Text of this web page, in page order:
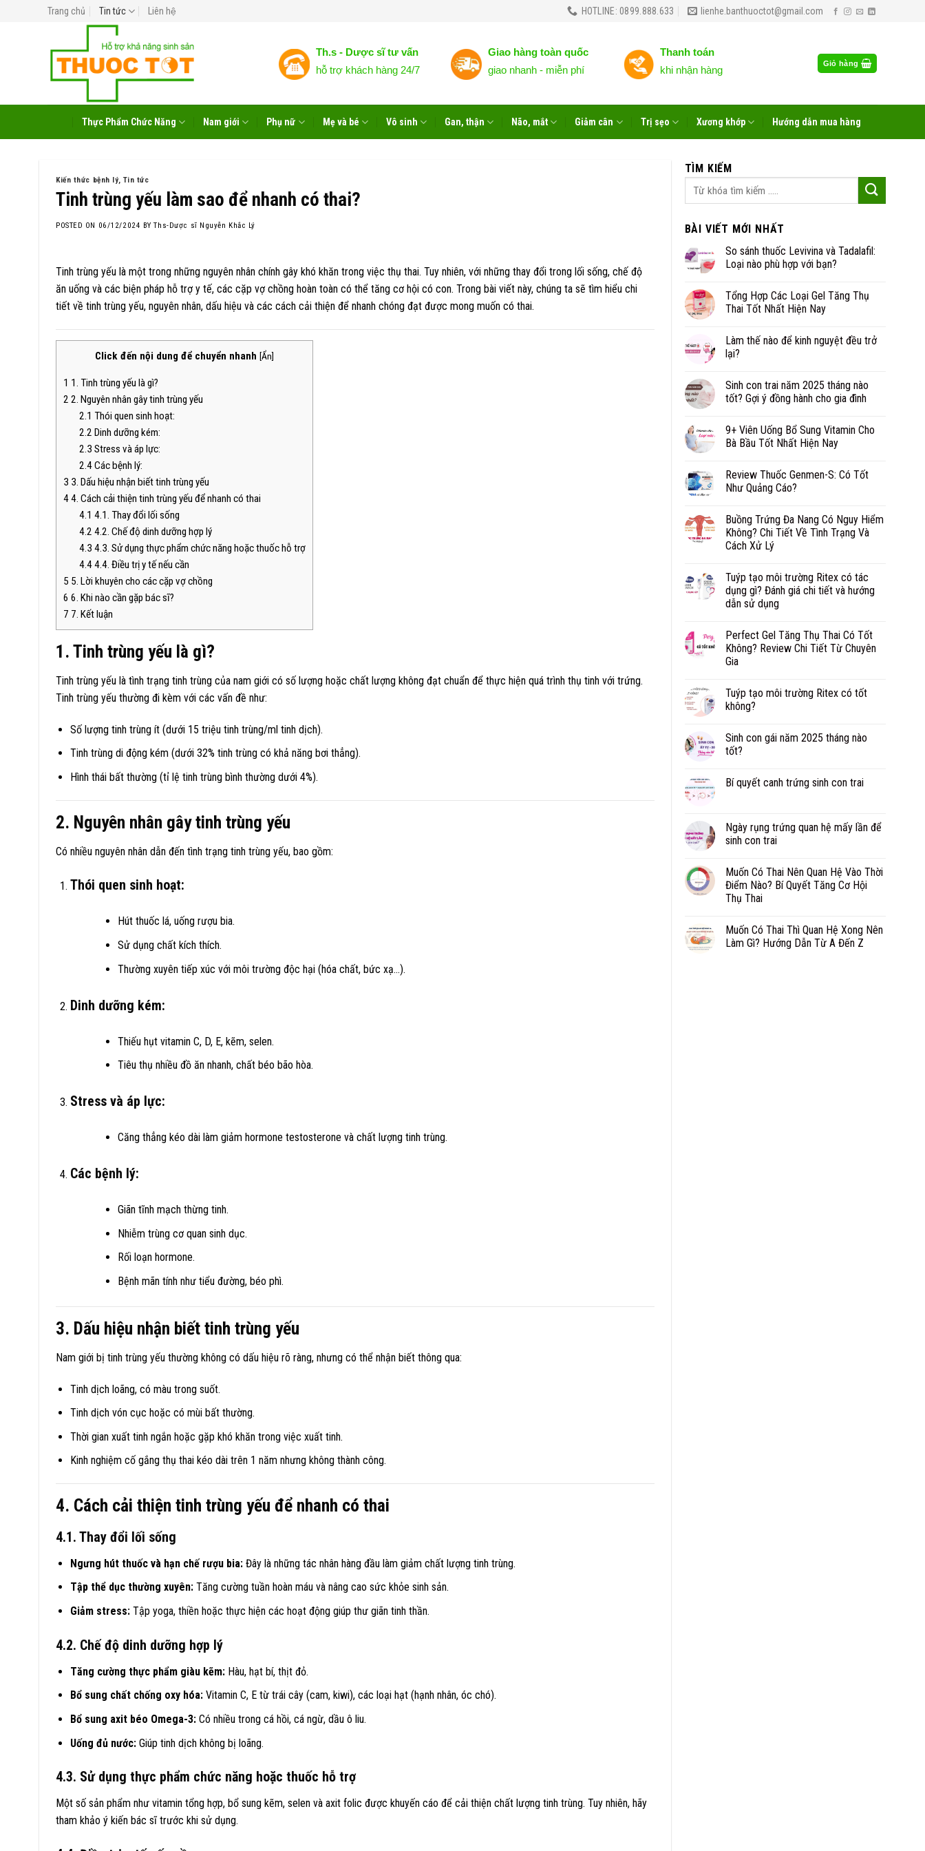
Trang chủ Tin tức Liên hệ HOTLINE: 0899.888.633 lienhe.banthuoctot@gmail.com
Th.s - Dược sĩ tư vấn
hỗ trợ khách hàng 24/7
Giao hàng toàn quốc
giao nhanh - miễn phí
Thanh toán
khi nhận hàng
Giỏ hàng
Thực Phẩm Chức Năng Nam giới Phụ nữ Mẹ và bé Vô sinh Gan, thận Não, mắt Giảm cân Trị sẹo Xương khớp Hướng dẫn mua hàng
Kiến thức bệnh lý, Tin tức
Tinh trùng yếu làm sao để nhanh có thai?
POSTED ON 06/12/2024 BYThs-Dược sĩ Nguyễn Khắc Lý
Tinh trùng yếu là một trong những nguyên nhân chính gây khó khăn trong việc thụ thai. Tuy nhiên, với những thay đổi trong lối sống, chế độ
ăn uống và các biện pháp hỗ trợ y tế, các cặp vợ chồng hoàn toàn có thể tăng cơ hội có con. Trong bài viết này, chúng ta sẽ tìm hiểu chi
tiết về tinh trùng yếu, nguyên nhân, dấu hiệu và các cách cải thiện để nhanh chóng đạt được mong muốn có thai.
Click đến nội dung để chuyển nhanh [Ẩn]
1 1. Tinh trùng yếu là gì?
2 2. Nguyên nhân gây tinh trùng yếu
2.1 Thói quen sinh hoạt:
2.2 Dinh dưỡng kém:
2.3 Stress và áp lực:
2.4Các bệnh lý:
3 3. Dấu hiệu nhận biết tinh trùng yếu
44. Cách cải thiện tinh trùng yếu để nhanh có thai
4.1 4.1. Thay đổi lối sống
4.2 4.2. Chế độ dinh dưỡng hợp lý
4.3 4.3. Sử dụng thực phẩm chức năng hoặc thuốc hỗ trợ
4.44.4. Điều trị y tế nếu cần
5 5. Lời khuyên cho các cặp vợ chồng
6 6. Khi nào cần gặp bác sĩ?
7 7. Kết luận
1. Tinh trùng yếu là gì?
Tinh trùng yếu là tình trạng tinh trùng của nam giới có số lượng hoặc chất lượng không đạt chuẩn để thực hiện quá trình thụ tinh với trứng.
Tinh trùng yếu thường đi kèm với các vấn đề như:
Số lượng tinh trùng ít (dưới 15 triệu tinh trùng/ml tinh dịch).
Tinh trùng di động kém (dưới 32% tinh trùng có khả năng bơi thẳng).
Hình thái bất thường (tỉ lệ tinh trùng bình thường dưới 4%).
2. Nguyên nhân gây tinh trùng yếu
Có nhiều nguyên nhân dẫn đến tình trạng tinh trùng yếu, bao gồm:
Thói quen sinh hoạt:
Hút thuốc lá, uống rượu bia.
Sử dụng chất kích thích.
Thường xuyên tiếp xúc với môi trường độc hại (hóa chất, bức xạ…).
Dinh dưỡng kém:
Thiếu hụt vitamin C, D, E, kẽm, selen.
Tiêu thụ nhiều đồ ăn nhanh, chất béo bão hòa.
Stress và áp lực:
Căng thẳng kéo dài làm giảm hormone testosterone và chất lượng tinh trùng.
Các bệnh lý:
Giãn tĩnh mạch thừng tinh.
Nhiễm trùng cơ quan sinh dục.
Rối loạn hormone.
Bệnh mãn tính như tiểu đường, béo phì.
3. Dấu hiệu nhận biết tinh trùng yếu
Nam giới bị tinh trùng yếu thường không có dấu hiệu rõ ràng, nhưng có thể nhận biết thông qua:
Tinh dịch loãng, có màu trong suốt.
Tinh dịch vón cục hoặc có mùi bất thường.
Thời gian xuất tinh ngắn hoặc gặp khó khăn trong việc xuất tinh.
Kinh nghiệm cố gắng thụ thai kéo dài trên 1 năm nhưng không thành công.
4. Cách cải thiện tinh trùng yếu để nhanh có thai
4.1. Thay đổi lối sống
Ngưng hút thuốc và hạn chế rượu bia:Đây là những tác nhân hàng đầu làm giảm chất lượng tinh trùng.
Tập thể dục thường xuyên:Tăng cường tuần hoàn máu và nâng cao sức khỏe sinh sản.
Giảm stress:Tập yoga, thiền hoặc thực hiện các hoạt động giúp thư giãn tinh thần.
4.2. Chế độ dinh dưỡng hợp lý
Tăng cường thực phẩm giàu kẽm:Hàu, hạt bí, thịt đỏ.
Bổ sung chất chống oxy hóa:Vitamin C, E từ trái cây (cam, kiwi), các loại hạt (hạnh nhân, óc chó).
Bổ sung axit béo Omega-3:Có nhiều trong cá hồi, cá ngừ, dầu ô liu.
Uống đủ nước:Giúp tinh dịch không bị loãng.
4.3. Sử dụng thực phẩm chức năng hoặc thuốc hỗ trợ
Một số sản phẩm như vitamin tổng hợp, bổ sung kẽm, selen và axit folic được khuyến cáo để cải thiện chất lượng tinh trùng. Tuy nhiên, hãy
tham khảo ý kiến bác sĩ trước khi sử dụng.
TÌM KIẾM
BÀI VIẾT MỚI NHẤT
So sánh thuốc Levivina và Tadalafil:
Loại nào phù hợp với bạn?
Tổng Hợp Các Loại Gel Tăng Thụ
Thai Tốt Nhất Hiện Nay
Làm thế nào để kinh nguyệt đều trở
lại?
Sinh con trai năm 2025 tháng nào
tốt? Gợi ý đồng hành cho gia đình
9+ Viên Uống Bổ Sung Vitamin Cho
Bà Bầu Tốt Nhất Hiện Nay
Review Thuốc Genmen-S: Có Tốt
Như Quảng Cáo?
Buồng Trứng Đa Nang Có Nguy Hiểm
Không? Chi Tiết Về Tình Trạng Và
Cách Xử Lý
Tuýp tạo môi trường Ritex có tác
dụng gì? Đánh giá chi tiết và hướng
dẫn sử dụng
Perfect Gel Tăng Thụ Thai Có Tốt
Không? Review Chi Tiết Từ Chuyên
Gia
Tuýp tạo môi trường Ritex có tốt
không?
Sinh con gái năm 2025 tháng nào
tốt?
Bí quyết canh trứng sinh con trai
Ngày rụng trứng quan hệ mấy lần để
sinh con trai
Muốn Có Thai Nên Quan Hệ Vào Thời
Điểm Nào? Bí Quyết Tăng Cơ Hội
Thụ Thai
Muốn Có Thai Thì Quan Hệ Xong Nên
Làm Gì? Hướng Dẫn Từ A Đến Z